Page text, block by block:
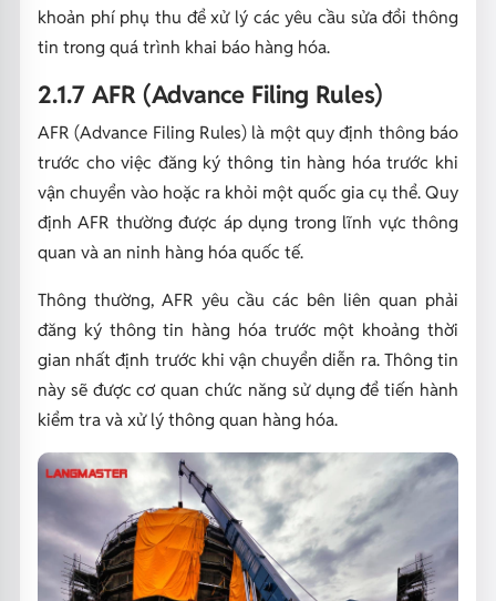
khoản phí phụ thu để xử lý các yêu cầu sửa đổi thông
tin trong quá trình khai báo hàng hóa.
2.1.7 AFR (Advance Filing Rules)
AFR (Advance Filing Rules) là một quy định thông báo
trước cho việc đăng ký thông tin hàng hóa trước khi
vận chuyển vào hoặc ra khỏi một quốc gia cụ thể. Quy
định AFR thường được áp dụng trong lĩnh vực thông
quan và an ninh hàng hóa quốc tế.
Thông thường, AFR yêu cầu các bên liên quan phải
đăng ký thông tin hàng hóa trước một khoảng thời
gian nhất định trước khi vận chuyển diễn ra. Thông tin
này sẽ được cơ quan chức năng sử dụng để tiến hành
kiểm tra và xử lý thông quan hàng hóa.